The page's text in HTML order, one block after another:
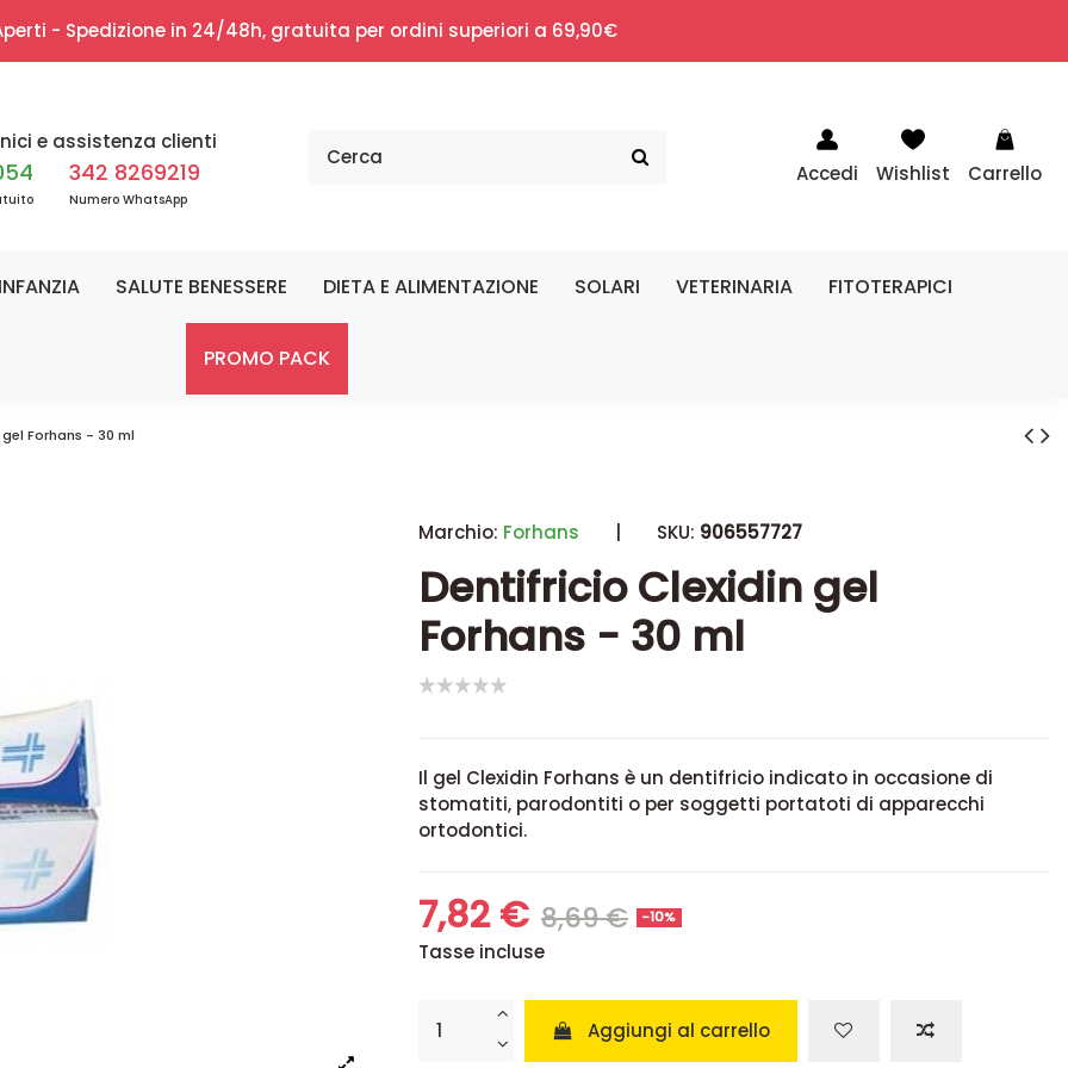
- Spedizione in 24/48h, gratuita per ordini superiori a 69,90€
e assistenza clienti
342 8269219
Numero WhatsApp
Accedi Wishlist Carrello
SALUTE BENESSERE DIETA E ALIMENTAZIONE SOLARI VETERINARIA FITOTERAPICI
PROMO PACK
Forhans - 30 ml
Marchio: Forhans | SKU: 906557727
Dentifricio Clexidin gel
Forhans - 30 ml
Il gel Clexidin Forhans è un dentifricio indicato in occasione di
stomatiti, parodontiti o per soggetti portatoti di apparecchi
ortodontici.
7,82 € 8,69 € -10%
Tasse incluse
Aggiungi al carrello